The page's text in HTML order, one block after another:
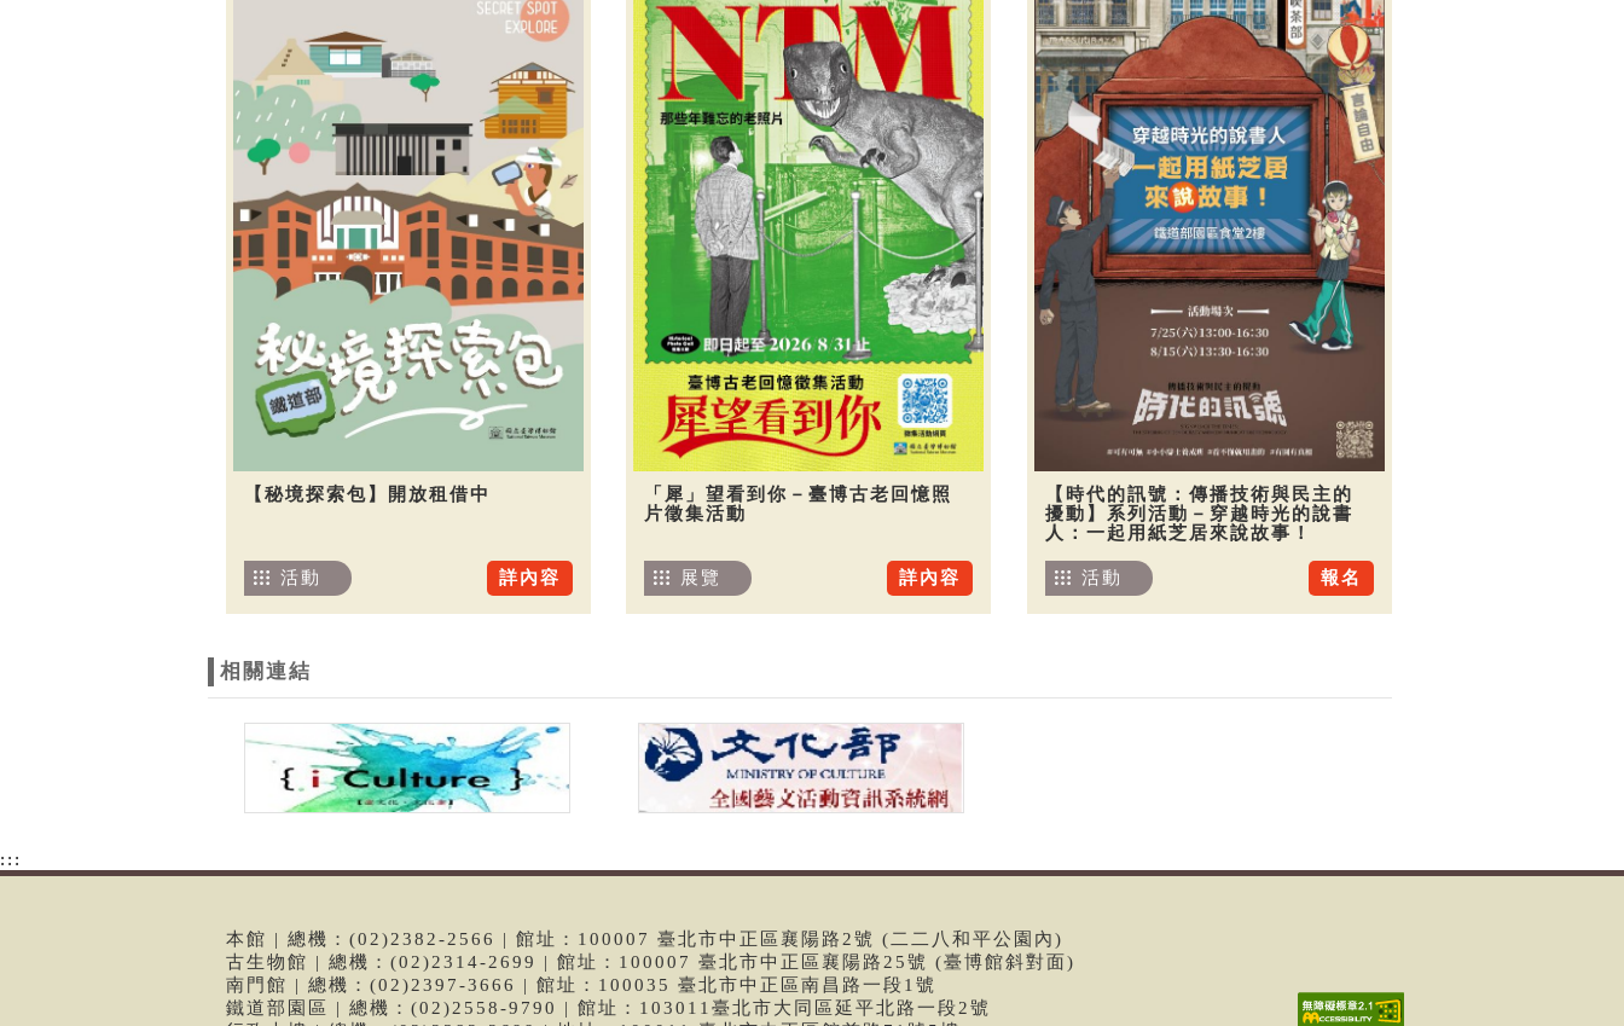
【秘境探索包】開放租借中
詳內容
活動
「犀」望看到你－臺博古老回憶照
片徵集活動
詳內容
展覽
【時代的訊號：傳播技術與民主的
擾動】系列活動－穿越時光的說書
人：一起用紙芝居來說故事！
報名
活動
相關連結
:::
本館 | 總機：(02)2382-2566 | 館址：100007 臺北市中正區襄陽路2號 (二二八和平公園內)
古生物館 | 總機：(02)2314-2699 | 館址：100007 臺北市中正區襄陽路25號 (臺博館斜對面)
南門館 | 總機：(02)2397-3666 | 館址：100035 臺北市中正區南昌路一段1號
鐵道部園區 | 總機：(02)2558-9790 | 館址：103011臺北市大同區延平北路一段2號